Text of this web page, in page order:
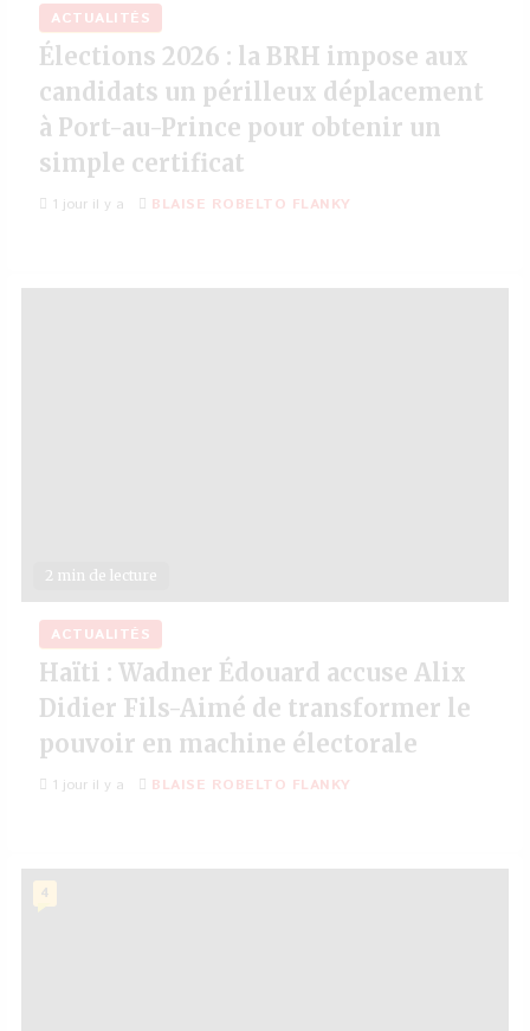
ACTUALITÉS
Élections 2026 : la BRH impose aux
candidats un périlleux déplacement
à Port-au-Prince pour obtenir un
simple certificat
1 jour il y a BLAISE ROBELTO FLANKY
2 min de lecture
ACTUALITÉS
Haïti : Wadner Édouard accuse Alix
Didier Fils-Aimé de transformer le
pouvoir en machine électorale
1 jour il y a BLAISE ROBELTO FLANKY
4